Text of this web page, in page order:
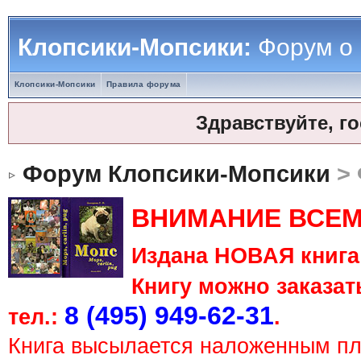
Клопсики-Мопсики:Форум о
Клопсики-Мопсики Правила форума
Здравствуйте,
Форум Клопсики-Мопсики >
ВНИМАНИЕ
Издана НОВАЯ
Книгу можно
тел.: 8 (495) 949-62-31.
Книга высылается наложенным